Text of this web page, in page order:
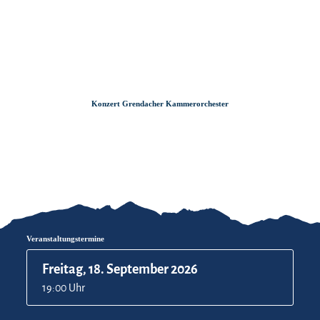
Konzert Grendacher Kammerorchester
Veranstaltungstermine
Freitag, 18. September 2026
19:00 Uhr